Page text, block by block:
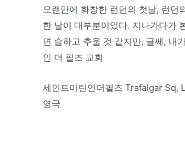
오랜만에 화창한 런던의 첫날, 런던
한 날이 대부분이었다. 지나가다가
면 습하고 추울 것 같지만, 글쎄, 내
인 더 필즈 교회
세인트마틴인더필즈 Trafalgar Sq,
영국